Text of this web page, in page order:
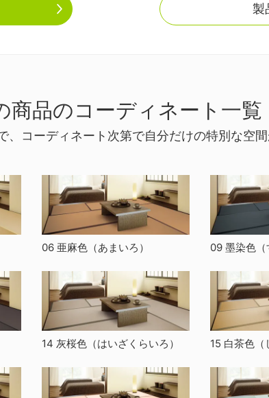
製
商品のコーディネート一覧
、コーディネート次第で自分だけの特別な空
06 亜麻色 （あまいろ） 09 墨染色
14 灰桜色 （はいざくらいろ） 15 白茶色